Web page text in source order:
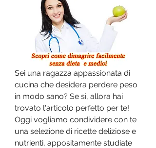
Sei una ragazza appassionata di
cucina che desidera perdere peso
in modo sano? Se sì, allora hai
trovato l'articolo perfetto per te!
Oggi vogliamo condividere con te
una selezione di ricette deliziose e
nutrienti, appositamente studiate